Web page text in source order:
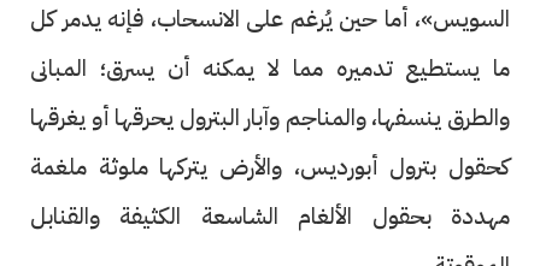
السويس»، أما حين يُرغم على الانسحاب، فإنه يدمر كل
ما يستطيع تدميره مما لا يمكنه أن يسرق؛ المبانى
والطرق ينسفها، والمناجم وآبار البترول يحرقها أو يغرقها
كحقول بترول أبورديس، والأرض يتركها ملوثة ملغمة
مهددة بحقول الألغام الشاسعة الكثيفة والقنابل